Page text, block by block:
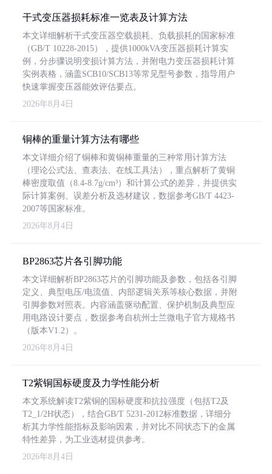
干式变压器损耗标准一览表及计算方法
本文详细解析干式变压器空载损耗、负载损耗的国家标准
（GB/T 10228-2015），提供1000kVA变压器损耗计算实
例，分步骤说明变损计算方法，并附电力变压器损耗计算
实例表格，涵盖SCB10/SCB13等常见型号参数，指导用户
快速掌握变压器能效评估要点。
2026年8月4日
铜棒的重量计算方法有哪些
本文详细介绍了铜棒和黄铜棒重量的三种常用计算方法
（理论公式法、查表法、在线工具法），重点解析了黄铜
棒密度取值（8.4-8.7g/cm³）和计算公式的差异，并提供实
际计算案例、误差分析及选材建议，数据参考GB/T 4423-
2007等国家标准。
2026年8月4日
BP2863芯片各引脚功能
本文详细解析BP2863芯片的引脚功能及参数，包括各引脚
定义、典型电压/电流值、内部逻辑关系等核心数据，并附
引脚参数对照表。内容涵盖驱动配置、保护机制及典型应
用电路设计要点，数据参考自杭州士兰微电子官方规格书
（版本V1.2）。
2026年8月4日
T2紫铜国标硬度及力学性能分析
本文系统解读T2紫铜的国标硬度和抗拉强度（包括T2及
T2_1/2H状态），结合GB/T 5231-2012标准数据，详细分
析其力学性能指标及影响因素，并对比不同状态下的金属
特性差异，为工业选材提供参考。
2026年8月4日